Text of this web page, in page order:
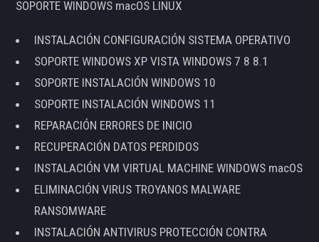
SOPORTE WINDOWS macOS LINUX
INSTALACIÓN CONFIGURACIÓN SISTEMA OPERATIVO
SOPORTE WINDOWS XP VISTA WINDOWS 7 8 8.1
SOPORTE INSTALACIÓN WINDOWS 10
SOPORTE INSTALACIÓN WINDOWS 11
REPARACIÓN ERRORES DE INICIO
RECUPERACIÓN DATOS PERDIDOS
INSTALACIÓN VM VIRTUAL MACHINE WINDOWS macOS
ELIMINACIÓN VIRUS TROYANOS MALWARE
RANSOMWARE
INSTALACIÓN ANTIVIRUS PROTECCIÓN CONTRA